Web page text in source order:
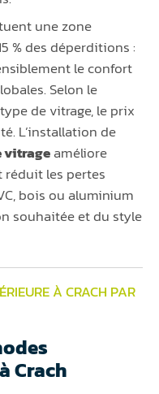
une zone
% des déperditions :
le confort
Selon le
de vitrage, le prix
L’installation de
vitrageaméliore
réduit les pertes
bois ou aluminium
souhaitée et du style
À CRACH PAR
Crach